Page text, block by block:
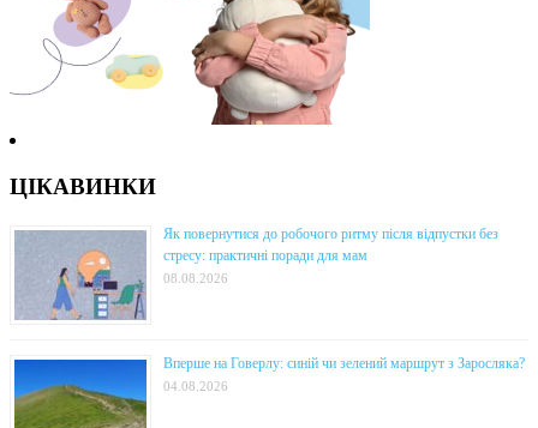
ЦІКАВИНКИ
Як повернутися до робочого ритму після відпустки без
стресу: практичні поради для мам
08.08.2026
Вперше на Говерлу: синій чи зелений маршрут з Заросляка?
04.08.2026